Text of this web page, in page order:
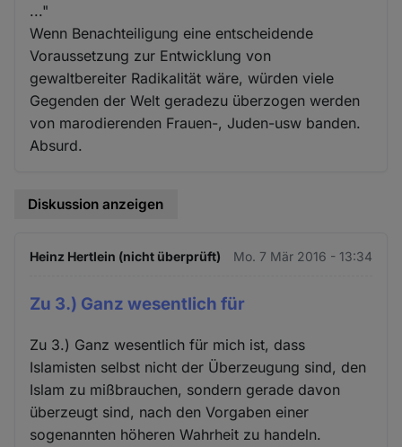
..."
Wenn Benachteiligung eine entscheidende
Voraussetzung zur Entwicklung von
gewaltbereiter Radikalität wäre, würden viele
Gegenden der Welt geradezu überzogen werden
von marodierenden Frauen-, Juden-usw banden.
Absurd.
Diskussion anzeigen
Heinz Hertlein (nicht überprüft) Mo. 7 Mär 2016 - 13:34
Zu 3.) Ganz wesentlich für
Zu 3.) Ganz wesentlich für mich ist, dass
Islamisten selbst nicht der Überzeugung sind, den
Islam zu mißbrauchen, sondern gerade davon
überzeugt sind, nach den Vorgaben einer
sogenannten höheren Wahrheit zu handeln.